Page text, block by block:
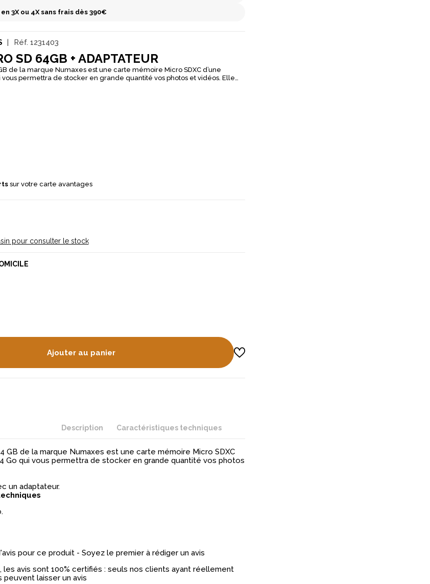
3X ou 4X sans frais dès 390€
Réf. 1231403
SD 64GB + ADAPTATEUR
de la marque Numaxes est une carte mémoire Micro SDXC d’une
permettra de stocker en grande quantité vos photos et vidéos. Elle
sur votre carte avantages
pour consulter le stock
Ajouter au panier
Description Caractéristiques techniques
GB de la marque Numaxes est une carte mémoire Micro SDXC
Go qui vous permettra de stocker en grande quantité vos photos
un adaptateur.
pour ce produit - Soyez le premier à rédiger un avis
les avis sont 100% certifiés : seuls nos clients ayant réellement
laisser un avis